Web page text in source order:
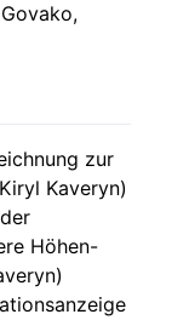
zur
Kaveryn)
Höhen-